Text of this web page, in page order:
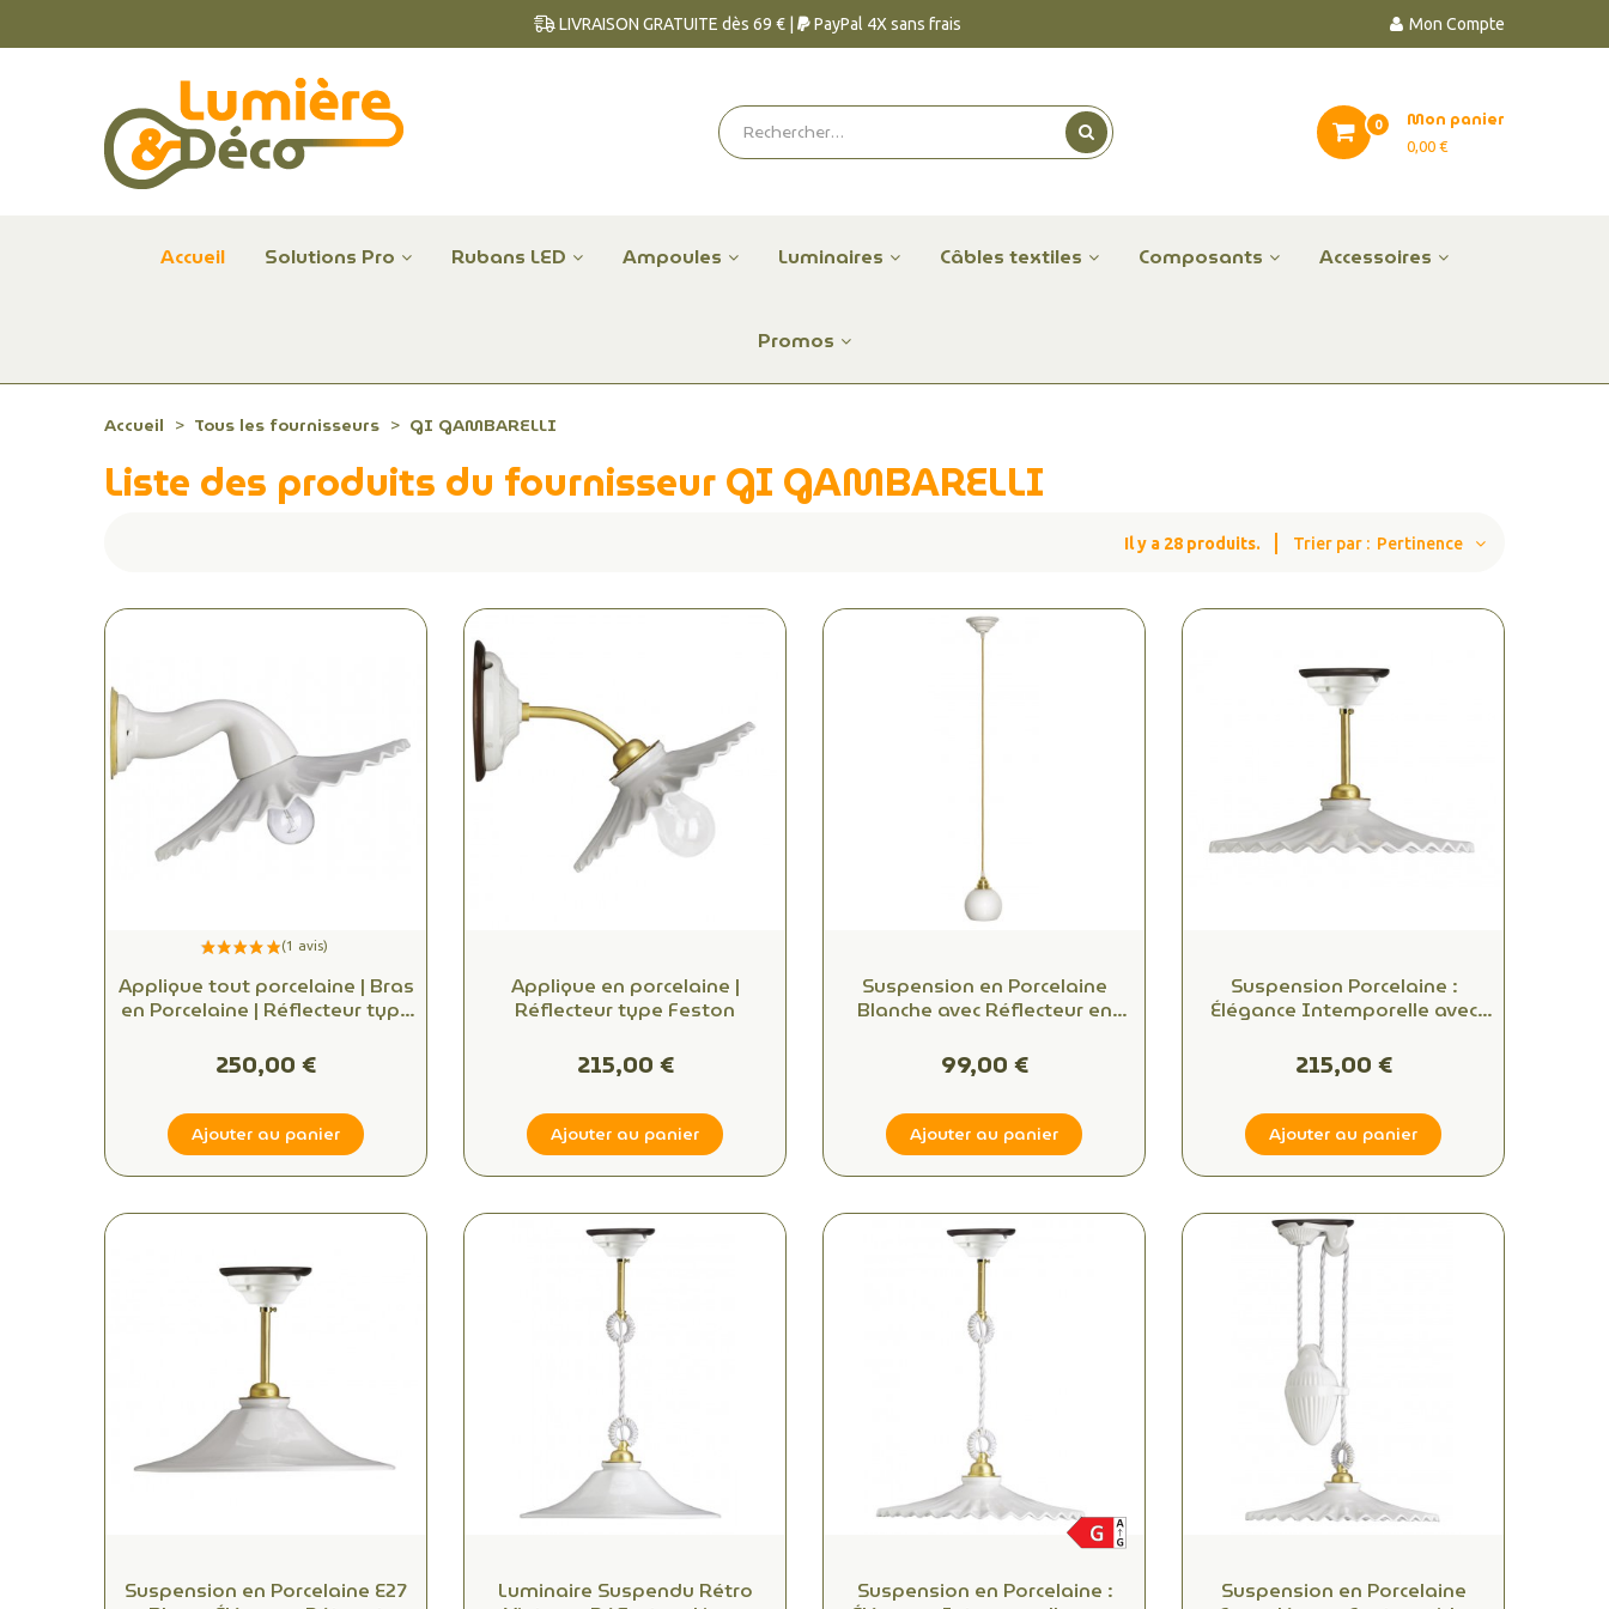
Mon Compte
LIVRAISON GRATUITE dès 69 € | PayPal 4X sans frais
Mon panier
0,00 €
0
Accueil Solutions Pro Rubans LED Ampoules Luminaires Câbles textiles Composants Accessoires
Promos
Accueil Tous les fournisseurs GI GAMBARELLI
Liste des produits du fournisseur GI GAMBARELLI
Il y a 28 produits. Trier par : Pertinence
Applique tout porcelaine | Bras
en Porcelaine | Réflecteur type
250,00 €
Ajouter au panier
Applique en porcelaine |
Réflecteur type Feston
215,00 €
Ajouter au panier
Suspension en Porcelaine
Blanche avec Réflecteur en
99,00 €
Ajouter au panier
Suspension Porcelaine :
Élégance Intemporelle avec
215,00 €
Ajouter au panier
Suspension en Porcelaine E27
Luminaire Suspendu Rétro
Suspension en Porcelaine :
Suspension en Porcelaine